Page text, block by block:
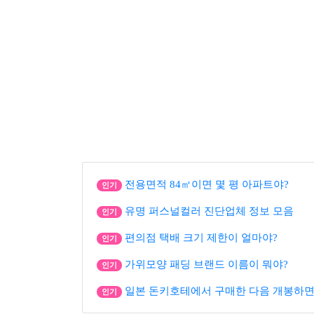
인기 전용면적 84㎡이면 몇 평 아파트야?
인기 유명 퍼스널컬러 진단업체 정보 모음
인기 편의점 택배 크기 제한이 얼마야?
인기 가위모양 패딩 브랜드 이름이 뭐야?
인기 일본 돈키호테에서 구매한 다음 개봉하